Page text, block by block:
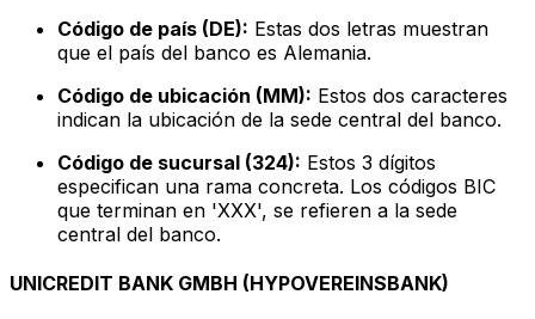
Código de país (DE): Estas dos letras muestran
que el país del banco es Alemania.
Código de ubicación (MM): Estos dos caracteres
indican la ubicación de la sede central del banco.
Código de sucursal (324): Estos 3 dígitos
especifican una rama concreta. Los códigos BIC
que terminan en 'XXX', se refieren a la sede
central del banco.
UNICREDIT BANK GMBH (HYPOVEREINSBANK)